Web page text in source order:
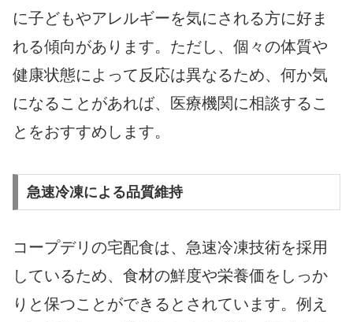
に子どもやアレルギーを気にされる方に好ま
れる傾向があります。ただし、個々の体質や
健康状態によって反応は異なるため、何か気
になることがあれば、医療機関に相談するこ
とをおすすめします。
急速冷凍による品質維持
コープデリの宅配食は、急速冷凍技術を採用
しているため、食材の鮮度や栄養価をしっか
りと保つことができるとされています。例え